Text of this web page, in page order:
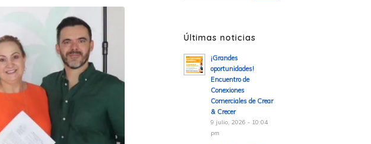
Últimas noticias
¡Grandes
oportunidades!
Encuentro de
Conexiones
Comerciales de Crear
& Crecer
9 julio, 2026 - 10:04
pm